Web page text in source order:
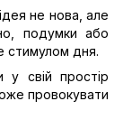
не нова, але
подумки або
стимулом дня.
у свій простір
провокувати